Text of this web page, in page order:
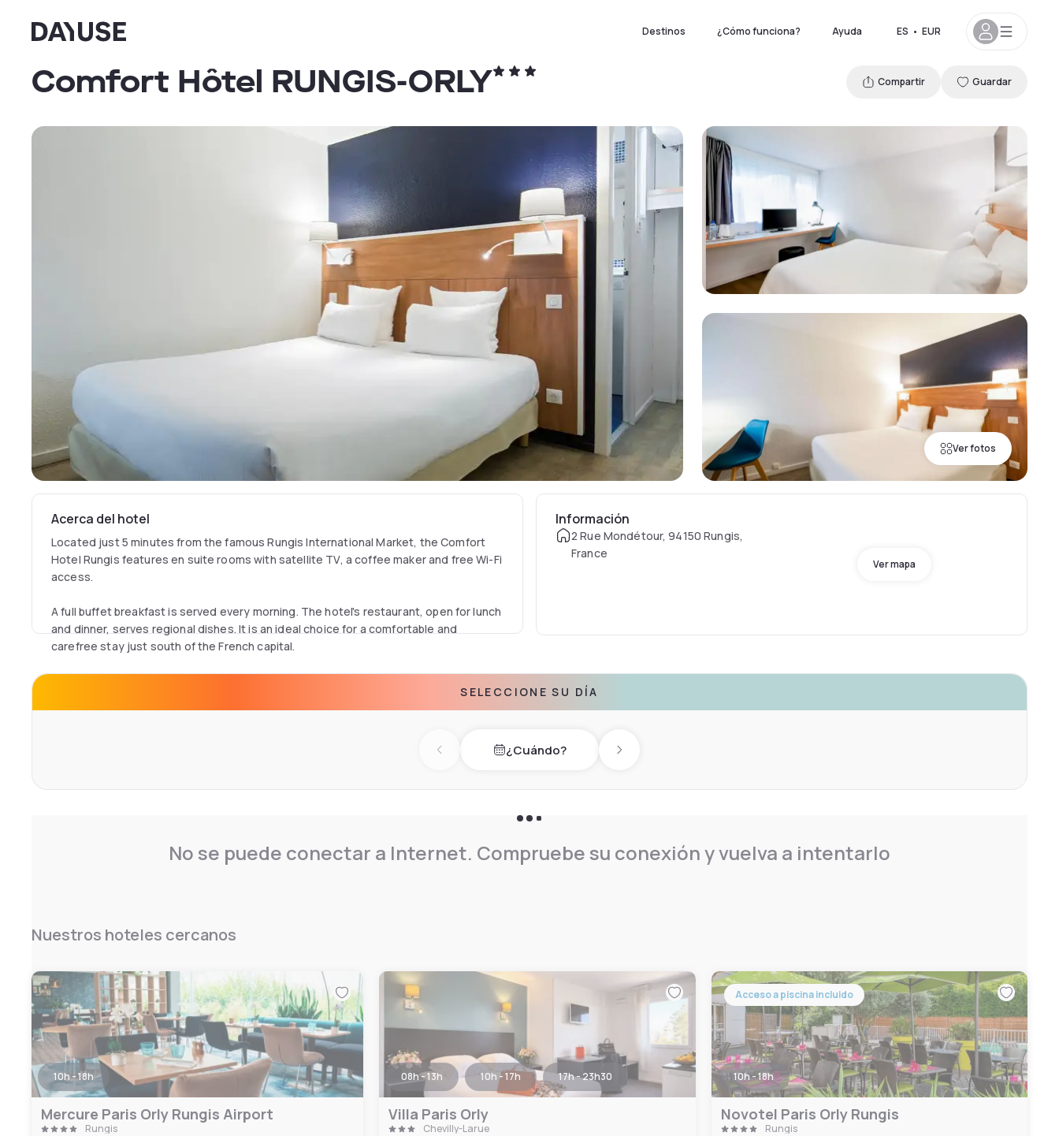
Dayuse Destinos ¿Cómo funciona? Ayuda ES • EUR
Ver fotos
Comfort Hôtel RUNGIS-ORLY Compartir Guardar
Acerca del hotel
Located just 5 minutes from the famous Rungis International Market, the Comfort
Hotel Rungis features en suite rooms with satellite TV, a coffee maker and free Wi-Fi
access.
A full buffet breakfast is served every morning. The hotel's restaurant, open for lunch
and dinner, serves regional dishes. It is an ideal choice for a comfortable and
carefree stay just south of the French capital.
Información
2 Rue Mondétour, 94150 Rungis,
France
Ver mapa
SELECCIONE SU DÍA
Previous day¿Cuándo? Next day
No se puede conectar a Internet. Compruebe su conexión y vuelva a intentarlo
Nuestros hoteles cercanos
10h - 18h
Mercure Paris Orly Rungis Airport
Rungis
08h - 13h 10h - 17h 17h - 23h30
Villa Paris Orly
Chevilly-Larue
Acceso a piscina incluido
10h - 18h
Novotel Paris Orly Rungis
Rungis